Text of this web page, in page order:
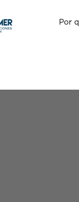
Por